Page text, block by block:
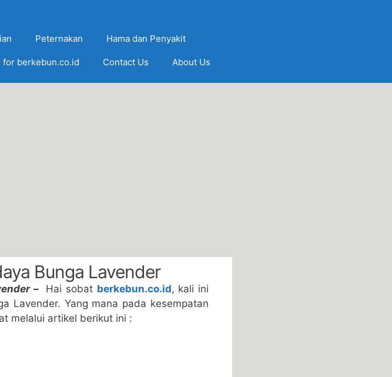
Peternakan Hama dan Penyakit
for berkebun.co.id Contact Us About Us
Bunga Lavender
– Hai sobat berkebun.co.id, kali ini
Lavender. Yang mana pada kesempatan
melalui artikel berikut ini :